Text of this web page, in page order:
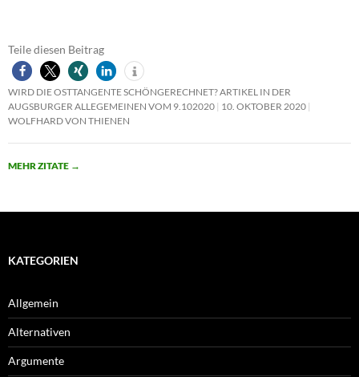
Teile diesen Beitrag
WIRD DIE OSTTANGENTE SCHÖNGERECHNET? ARTIKEL IN DER
AUGSBURGER ALLEGEMEINEN VOM 9.102020 10. OKTOBER 2020
WOLFHARD VON THIENEN
MEHR ZITATE →
KATEGORIEN
Allgemein
Alternativen
Argumente